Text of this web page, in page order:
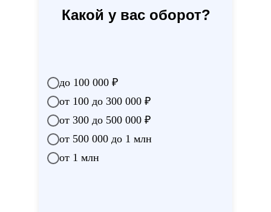
Какой у вас оборот?
до 100 000 ₽
от 100 до 300 000 ₽
от 300 до 500 000 ₽
от 500 000 до 1 млн
от 1 млн